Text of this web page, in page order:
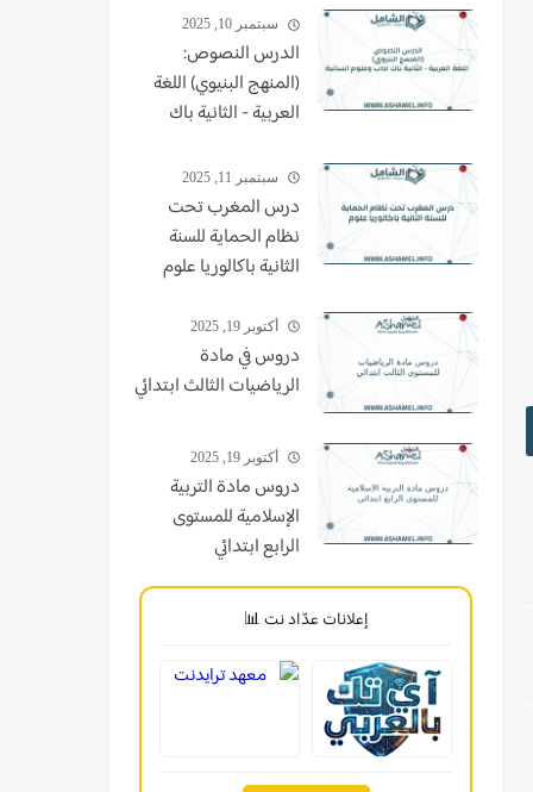
علومسبتمبر 10, 2025
الدرس النصوص:
(المنهج البنيوي) اللغة
العربية - الثانية باك
سبتمبر 11, 2025
درس المغرب تحت
نظام الحماية للسنة
الثانية باكالوريا علوم
أكتوبر 19, 2025
دروس في مادة
الرياضيات الثالث ابتدائي
أكتوبر 19, 2025
دروس مادة التربية
الإسلامية للمستوى
الرابع ابتدائي
إعلانات عدّاد نت 📊